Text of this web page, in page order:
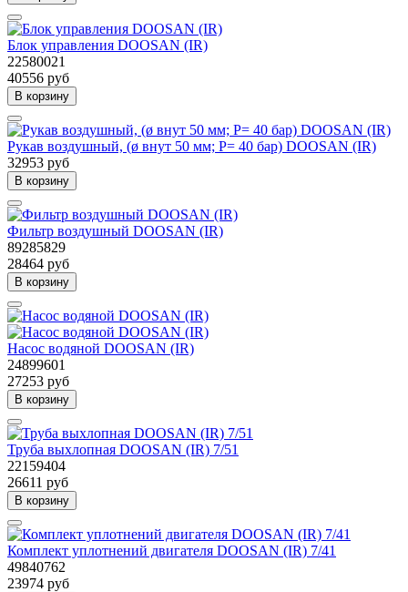
Блок управления DOOSAN (IR)
22580021
40556 руб
В корзину
Рукав воздушный, (ø внут 50 мм; Р= 40 бар) DOOSAN (IR)
32953 руб
В корзину
Фильтр воздушный DOOSAN (IR)
89285829
28464 руб
В корзину
Насос водяной DOOSAN (IR)
24899601
27253 руб
В корзину
Труба выхлопная DOOSAN (IR) 7/51
22159404
26611 руб
В корзину
Комплект уплотнений двигателя DOOSAN (IR) 7/41
49840762
23974 руб